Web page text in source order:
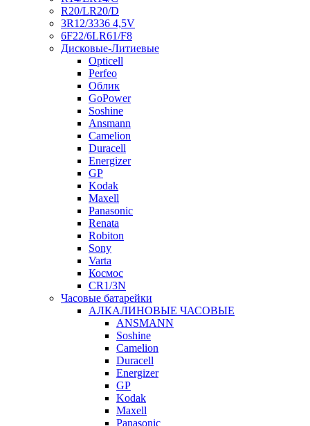
R20/LR20/D
3R12/3336 4,5V
6F22/6LR61/F8
Дисковые-Литиевые
Opticell
Perfeo
Облик
GoPower
Soshine
Ansmann
Camelion
Duracell
Energizer
GP
Kodak
Maxell
Panasonic
Renata
Robiton
Sony
Varta
Космос
CR1/3N
Часовые батарейки
АЛКАЛИНОВЫЕ ЧАСОВЫЕ
ANSMANN
Soshine
Camelion
Duracell
Energizer
GP
Kodak
Maxell
Panasonic